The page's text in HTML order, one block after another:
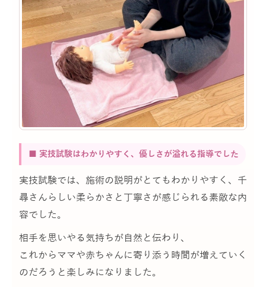
■ 実技試験はわかりやすく、優しさが溢れる指導でした
実技試験では、施術の説明がとてもわかりやすく、千
尋さんらしい柔らかさと丁寧さが感じられる素敵な内
容でした。
相手を思いやる気持ちが自然と伝わり、
これからママや赤ちゃんに寄り添う時間が増えていく
のだろうと楽しみになりました。